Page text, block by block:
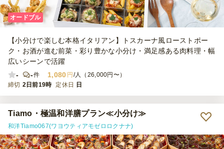
オードブル
【小分けで楽しむ本格イタリアン】トスカーナ風ローストポー
ク・お酒が進む前菜・彩り豊かな小分け・満足感ある肉料理・幅
広いシーンで活躍
-
-件 1,080 円 /人（26,000円〜）
締切 2日前19時 定休日 日
Tiamo・極温和洋膳プラン≪小分け≫
和洋Tiamo067(ワヨウティアモゼロロクナナ)